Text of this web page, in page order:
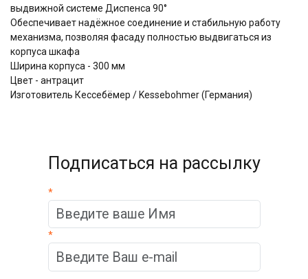
выдвижной системе Диспенса 90°
Обеспечивает надёжное соединение и стабильную работу
механизма, позволяя фасаду полностью выдвигаться из
корпуса шкафа
Ширина корпуса - 300 мм
Цвет - антрацит
Изготовитель Кессебёмер / Kessebohmer (Германия)
Подписаться на рассылку
*
*